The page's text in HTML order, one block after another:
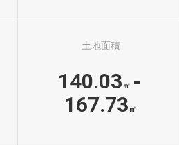
土地面積
140.03 ㎡ -
167.73 ㎡